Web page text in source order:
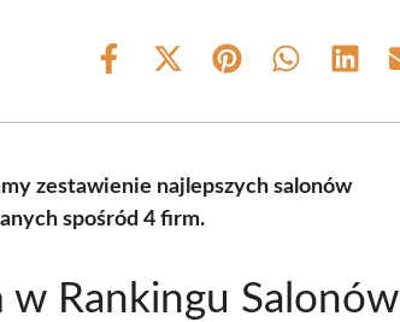
Share
Share
(Twitter)
Share Share Share
zestawienie najlepszych salonów
spośród 4 firm.
w Rankingu Salonów